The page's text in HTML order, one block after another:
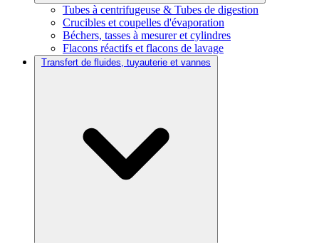
Tubes à centrifugeuse & Tubes de digestion
Crucibles et coupelles d'évaporation
Béchers, tasses à mesurer et cylindres
Flacons réactifs et flacons de lavage
Transfert de fluides, tuyauterie et vannes